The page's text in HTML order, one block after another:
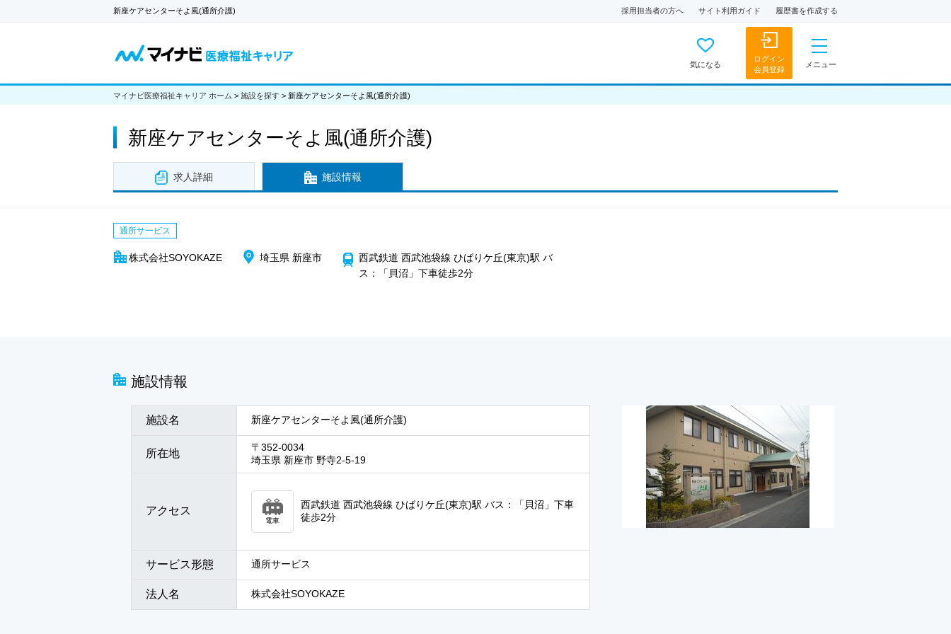
新座ケアセンターそよ風(通所介護) 採用担当者の方へ サイト利用ガイド 履歴書を作成する
気になる
ログイン
会員登録
メニュー
マイナビ医療福祉キャリア ホーム > 施設を探す > 新座ケアセンターそよ風(通所介護)
新座ケアセンターそよ風(通所介護)
求人詳細 施設情報
通所サービス
株式会社SOYOKAZE 埼玉県 新座市
西武鉄道 西武池袋線 ひばりケ丘(東京)駅 バ
ス：「貝沼」下車徒歩2分
施設情報
施設名 新座ケアセンターそよ風(通所介護)
所在地
〒352-0034
埼玉県 新座市 野寺2-5-19
アクセス
電車
西武鉄道 西武池袋線 ひばりケ丘(東京)駅 バス：「貝沼」下車
徒歩2分
サービス形態 通所サービス
法人名 株式会社SOYOKAZE